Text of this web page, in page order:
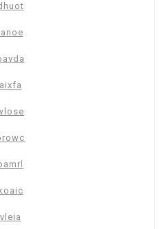
aixfa
koaic
vleia